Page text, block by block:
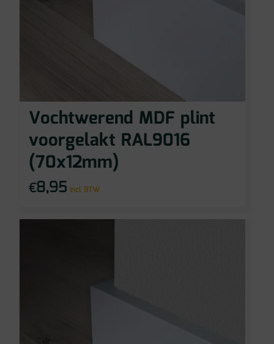
Vochtwerend MDF plint
voorgelakt RAL9016
(70x12mm)
€8,95 incl BTW